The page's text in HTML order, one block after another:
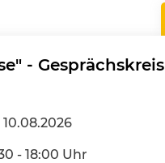
-
10.08.2026
- 18:00 Uhr